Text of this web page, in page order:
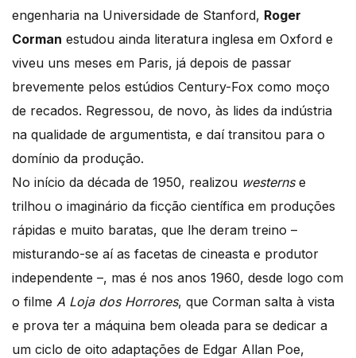
engenharia na Universidade de Stanford, Roger
Corman estudou ainda literatura inglesa em Oxford e
viveu uns meses em Paris, já depois de passar
brevemente pelos estúdios Century-Fox como moço
de recados. Regressou, de novo, às lides da indústria
na qualidade de argumentista, e daí transitou para o
domínio da produção.
No início da década de 1950, realizou westernse
trilhou o imaginário da ficção científica em produções
rápidas e muito baratas, que lhe deram treino –
misturando-se aí as facetas de cineasta e produtor
independente –, mas é nos anos 1960, desde logo com
o filme A Loja dos Horrores, que Corman salta à vista
e prova ter a máquina bem oleada para se dedicar a
um ciclo de oito adaptações de Edgar Allan Poe,